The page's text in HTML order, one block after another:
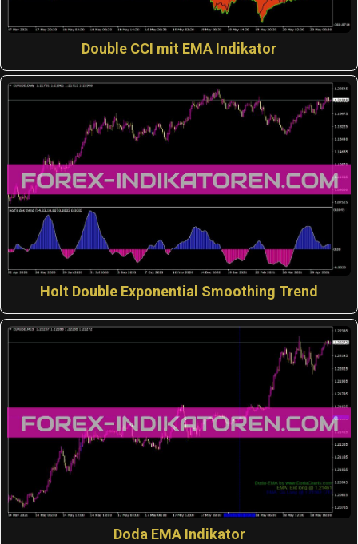
Double CCI mit EMA Indikator
Holt Double Exponential Smoothing Trend
Doda EMA Indikator